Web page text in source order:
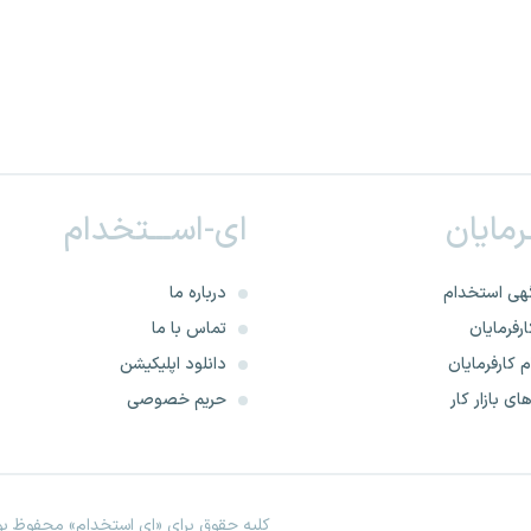
استخدام
کارفرمایان
بازار کار
ای-اســـتخدام
درباره ما
تماس با ما
دانلود اپلیکیشن
حریم خصوصی
کلیه حقوق برای «ای استخدام» محفوظ